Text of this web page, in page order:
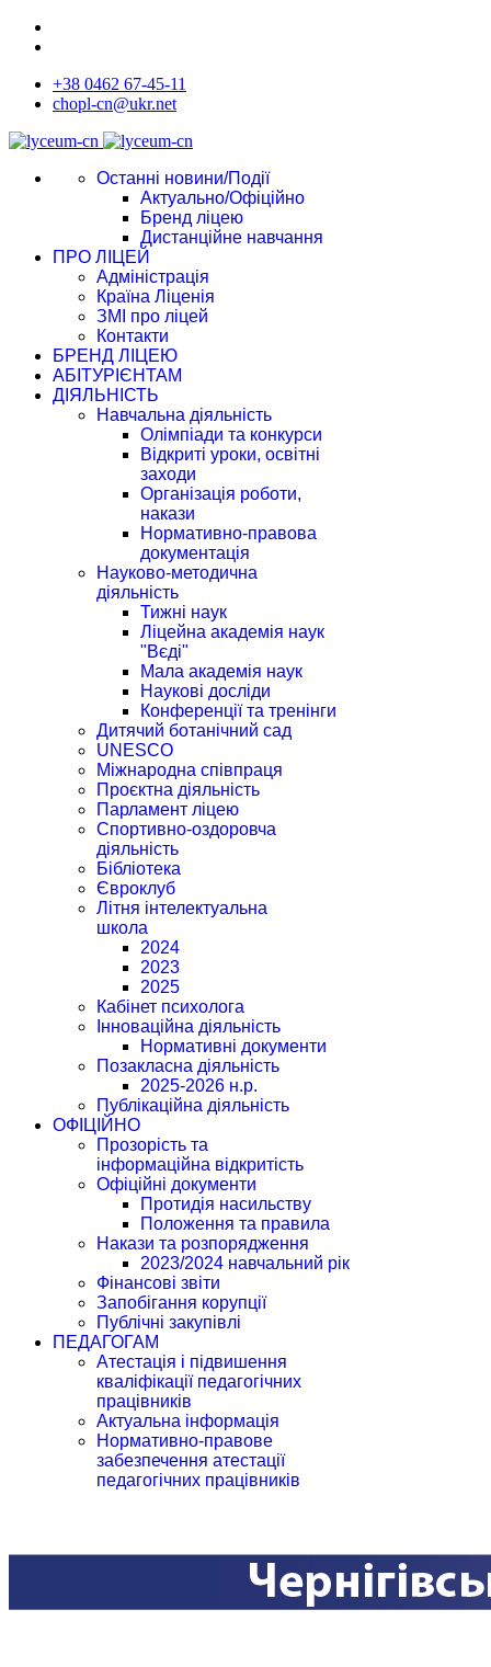
+38 0462 67-45-11
chopl-cn@ukr.net
Останні новини/Події
Актуально/Офіційно
Бренд ліцею
Дистанційне навчання
ПРО ЛІЦЕЙ
Адміністрація
Країна Ліценія
ЗМІ про ліцей
Контакти
БРЕНД ЛІЦЕЮ
АБІТУРІЄНТАМ
ДІЯЛЬНІСТЬ
Навчальна діяльність
Олімпіади та конкурси
Відкриті уроки, освітні
заходи
Організація роботи,
накази
Нормативно-правова
документація
Науково-методична
діяльність
Тижні наук
Ліцейна академія наук
"Вєді"
Мала академія наук
Наукові досліди
Конференції та тренінги
Дитячий ботанічний сад
UNESCO
Міжнародна співпраця
Проєктна діяльність
Парламент ліцею
Спортивно-оздоровча
діяльність
Бібліотека
Євроклуб
Літня інтелектуальна
школа
2024
2023
2025
Кабінет психолога
Інноваційна діяльність
Нормативні документи
Позакласна діяльність
2025-2026 н.р.
Публікаційна діяльність
ОФІЦІЙНО
Прозорість та
інформаційна відкритість
Офіційні документи
Протидія насильству
Положення та правила
Накази та розпорядження
2023/2024 навчальний рік
Фінансові звіти
Запобігання корупції
Публічні закупівлі
ПЕДАГОГАМ
Атестація і підвишення
кваліфікації педагогічних
працівників
Актуальна інформація
Нормативно-правове
забезпечення атестації
педагогічних працівників